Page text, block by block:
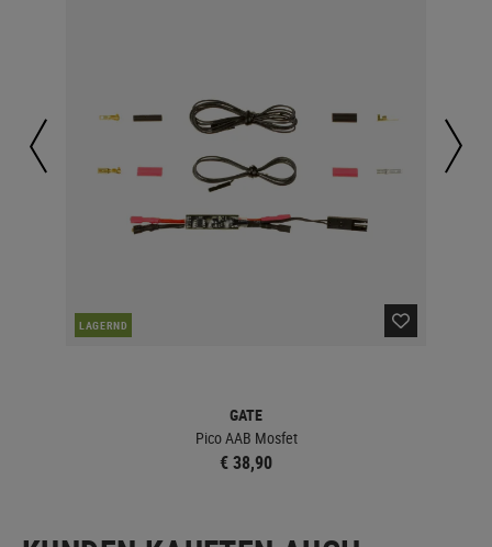
LAGERND
GATE
Pico AAB Mosfet
€ 38,90